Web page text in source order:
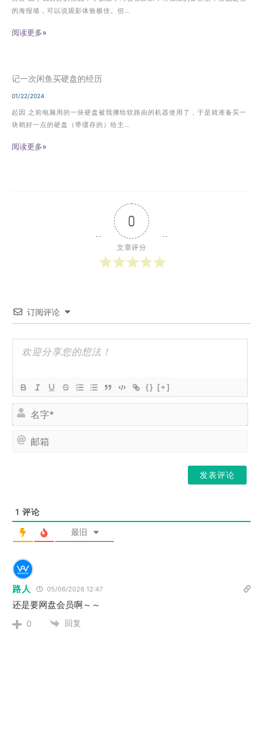
的海报墙，可以说观影体验极佳。但…
阅读更多»
记一次闲鱼买硬盘的经历
01/22/2024
起因 之前电脑用的一块硬盘被我挪给软路由的机器使用了，于是就准备买一
块稍好一点的硬盘（带缓存的）给主…
阅读更多»
0
文章评分
订阅评论
{} [+]
名
1 评论
最旧
路人 05/06/2026 12:47
还是要网盘会员啊～～
0 回复